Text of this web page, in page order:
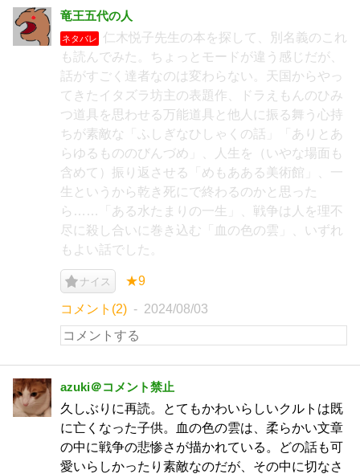
竜王五代の人
ネタバレ
仁木悦子先生の本を探して、別名義のこれ
も読んでみた。ちょっとモードが違う感じだが、
話がすごく達者なのは変わらない。天国からやっ
てきたイタズラ坊主の表題作、ドラえもんのひみ
つ道具を思わせる万能道具と他人に振る舞う心持
ちが素敵な「ふしぎなひしゃくの話」「ありとあ
らゆるもののびんづめ」、人生を（いやな場面も
含めて）振り返させる「めもあある美術館」、一
生というから乾き死にで終わるのかと思った
ら……「ある水たまりの一生」、戦争は人を理不
尽に殺し合いに巻き込む「血の色の雲」、いずれ
もよい話でした。
ナイス ★9
コメント(2) 2024/08/03
azuki＠コメント禁止
久しぶりに再読。とてもかわいらしいクルトは既
に亡くなった子供。血の色の雲は、柔らかい文章
の中に戦争の悲惨さが描かれている。どの話も可
愛いらしかったり素敵なのだが、その中に切なさ